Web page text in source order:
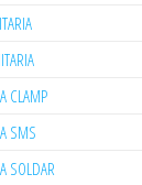
CLAMP
SMS
SOLDAR